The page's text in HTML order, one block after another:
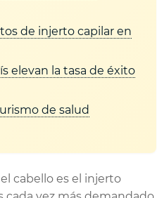
de injerto capilar en
elevan la tasa de éxito
de salud
cabello es el injerto